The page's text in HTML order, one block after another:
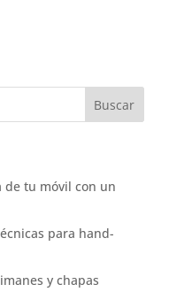
de tu móvil con un
para hand-
y chapas